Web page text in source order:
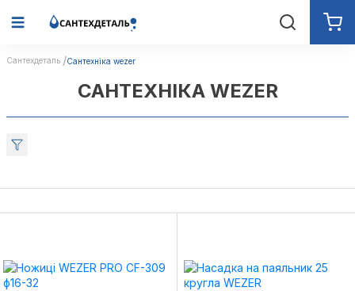
Сантехдеталь Сантехніка wezer
САНТЕХНІКА WEZER